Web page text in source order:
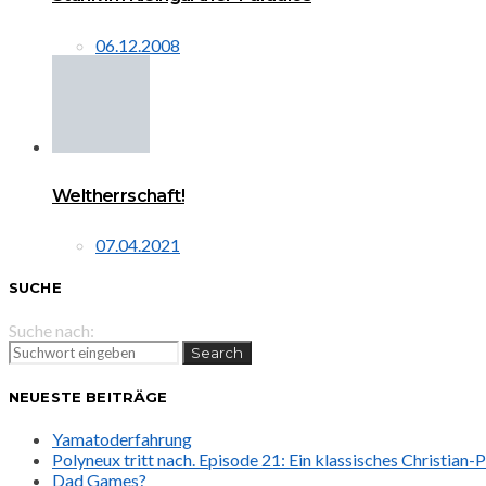
06.12.2008
Weltherrschaft!
07.04.2021
SUCHE
Suche nach:
Search
NEUESTE BEITRÄGE
Yamatoderfahrung
Polyneux tritt nach. Episode 21: Ein klassisches Christian-
Dad Games?